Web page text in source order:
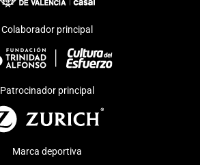
Colaborador principal
Patrocinador principal
Marca deportiva